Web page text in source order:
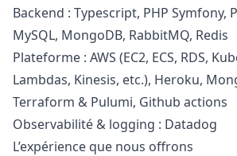
Backend : Typescript, PHP Symfony,
MySQL, MongoDB, RabbitMQ, Redis
Plateforme : AWS (EC2, ECS, RDS,
Lambdas, Kinesis, etc.), Heroku,
Terraform & Pulumi, Github actions
Observabilité & logging : Datadog
L’expérience que nous offrons